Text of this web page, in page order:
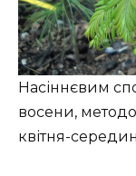
Насіннєвим
восени,
квітня-